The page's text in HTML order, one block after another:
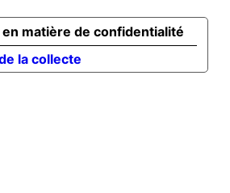
la collecte
matière de confidentialité